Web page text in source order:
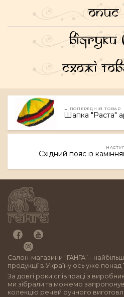
Опис
Відгуки
Схожі
← ПОПЕРЕДНІЙ ТОВАР
Шапка "Раста"
Східний пояс із
Салон-магазини “ГАНГА” -
продукції в Україну ось уже понад
За довгі роки співпраці з
ми зібрали та можемо
колекцію речей ручного